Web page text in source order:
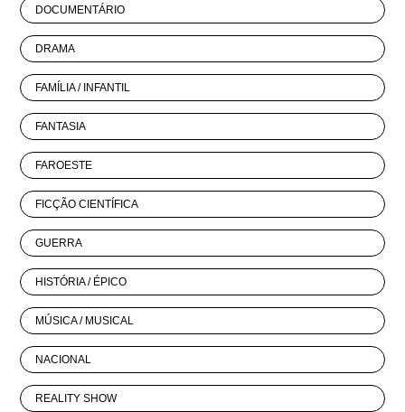
DOCUMENTÁRIO
DRAMA
FAMÍLIA / INFANTIL
FANTASIA
FAROESTE
FICÇÃO CIENTÍFICA
GUERRA
HISTÓRIA / ÉPICO
MÚSICA / MUSICAL
NACIONAL
REALITY SHOW